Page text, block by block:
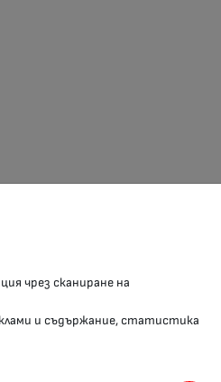
чрез сканиране на
и съдържание, статистика